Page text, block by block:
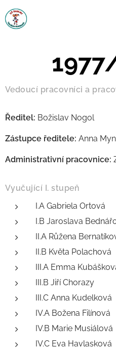
Vedoucí pracovníci a
Ředitel: Božislav Nogol
Zástupce ředitele: Anna
Administrativní pracovnice:
Vyučující I. stupeň
I.A Gabriela Ortová
I.B Jaroslava
II.A Růžena
II.B Květa Polachová
III.A Emma
III.B Jiří Chorazy
III.C Anna Kudelková
IV.A Božena Filínová
IV.B Marie Musiálová
IV.C Eva Havlasková